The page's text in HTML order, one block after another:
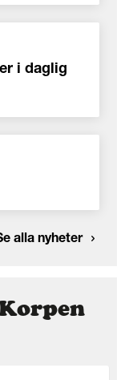
i daglig
alla nyheter